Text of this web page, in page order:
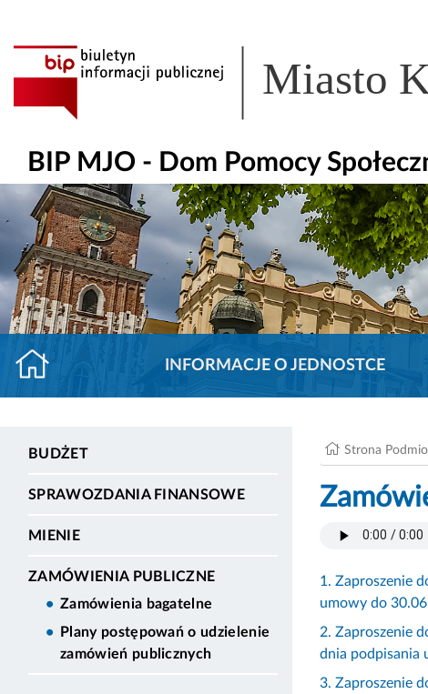
Miasto
BIP MJO - Dom Pomocy
INFORMACJE O JEDNOSTCE
BUDŻET
SPRAWOZDANIA FINANSOWE
MIENIE
ZAMÓWIENIA PUBLICZNE
Zamówienia bagatelne
Plany postępowań o udzielenie
zamówień publicznych
Strona
1. Zaproszenie
umowy do
2. Zaproszenie
dnia podpisania
3. Zaproszenie